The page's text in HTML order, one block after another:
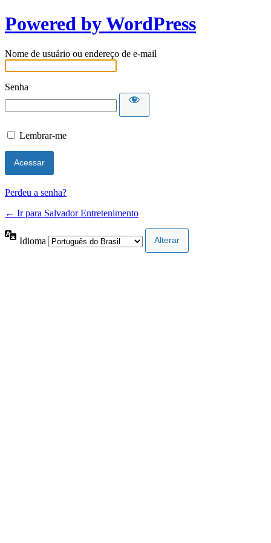
Powered by WordPress
Nome de usuário ou endereço de e-mail
Senha
Lembrar-me
Perdeu a senha?
← Ir para Salvador Entretenimento
Idioma